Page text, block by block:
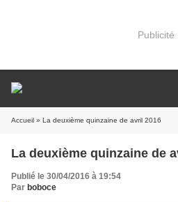
Publicité
Accueil » La deuxième quinzaine de avril 2016
La deuxième quinzaine de
Publié le 30/04/2016 à 19:54
Par boboce